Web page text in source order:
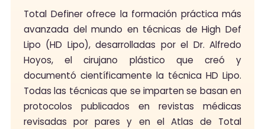
Total Definer ofrece la formación práctica más
avanzada del mundo en técnicas de High Def
Lipo (HD Lipo), desarrolladas por el Dr. Alfredo
Hoyos, el cirujano plástico que creó y
documentó científicamente la técnica HD Lipo.
Todas las técnicas que se imparten se basan en
protocolos publicados en revistas médicas
revisadas por pares y en el Atlas de Total